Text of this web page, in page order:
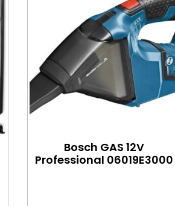
Bosch GAS 12V
Professional 06019E3000